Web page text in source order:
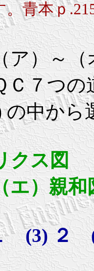
青本ｐ
ア）～
Ｃ７つ
の中から
クス図
）親
(3) ２